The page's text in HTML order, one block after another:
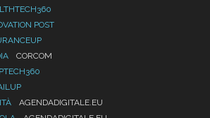
POST
CORCOM
AGENDADIGITALE.EU